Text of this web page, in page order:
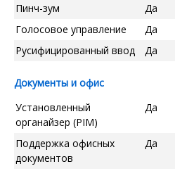
Пинч-зум
Да
Голосовое управление
Да
Русифицированный ввод
Да
Документы и офис
Установленный
органайзер (PIM)
Да
Поддержка офисных
документов
Да